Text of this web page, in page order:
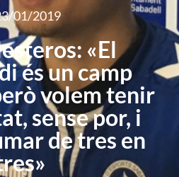
01/2019
«El
és un camp
volem tenir
sense por, i
de tres en